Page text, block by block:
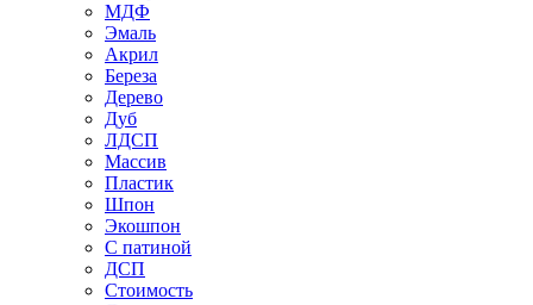
МДФ
Эмаль
Акрил
Береза
Дерево
Дуб
ЛДСП
Массив
Пластик
Шпон
Экошпон
С патиной
ДСП
Стоимость